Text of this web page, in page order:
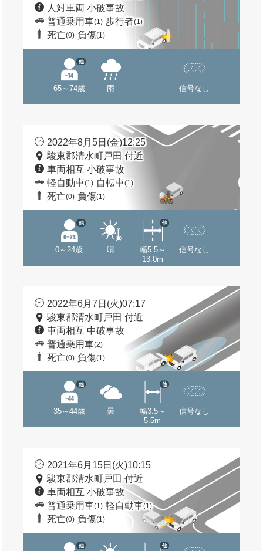
人対車両 小破事故
普通乗用車(1) 歩行者(1)
死亡(0) 負傷(1)
65～74歳
他
雨 信号なし
2022年8月5日(金)12:25
駿東郡清水町戸田 付近
車両相互 小破事故
軽自動車(1) 自転車(1)
死亡(0) 負傷(1)
0～24歳
他
晴
幅5.5～
13.0m
他
信号なし
2022年6月7日(火)07:17
駿東郡清水町戸田 付近
車両相互 中破事故
普通乗用車(2)
死亡(0) 負傷(1)
35～44歳
他
曇
幅3.5～
5.5m
他
信号なし
2021年6月15日(火)10:15
駿東郡清水町戸田 付近
車両相互 小破事故
普通乗用車(1) 軽自動車(1)
死亡(0) 負傷(1)
他 他